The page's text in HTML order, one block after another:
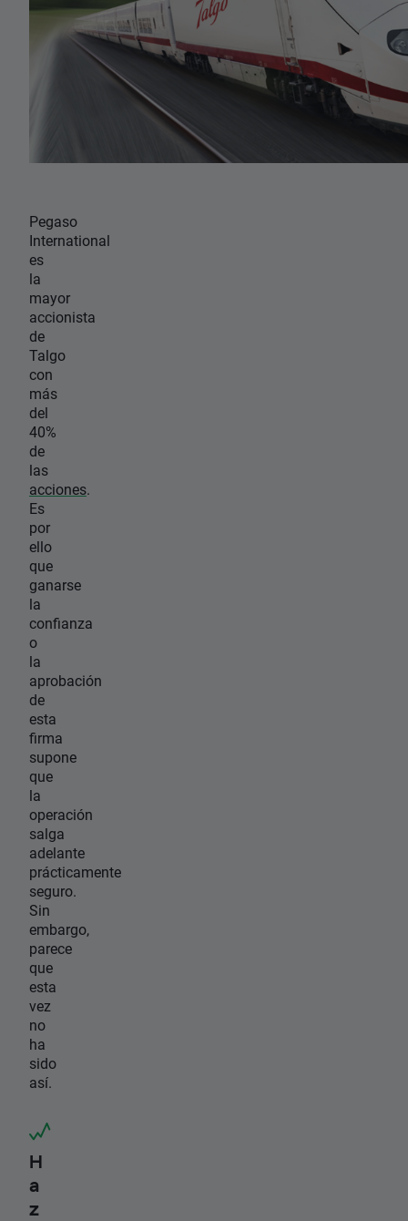
Pegaso
International
es
la
mayor
accionista
de
Talgo
con
más
del
40%
de
las
acciones.
Es
por
ello
que
ganarse
la
confianza
o
la
aprobación
de
esta
firma
supone
que
la
operación
salga
adelante
prácticamente
seguro.
Sin
embargo,
parece
que
esta
vez
no
ha
sido
así.
H
a
z